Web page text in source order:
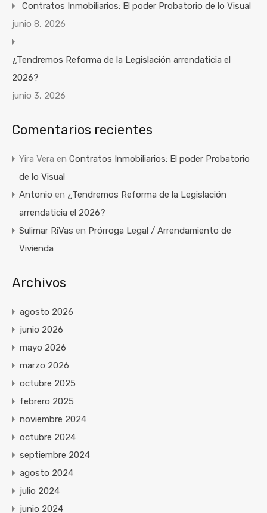
Contratos Inmobiliarios: El poder Probatorio de lo Visual
junio 8, 2026
¿Tendremos Reforma de la Legislación arrendaticia el
2026?
junio 3, 2026
Comentarios recientes
Yira Vera en Contratos Inmobiliarios: El poder Probatorio
de lo Visual
Antonio en ¿Tendremos Reforma de la Legislación
arrendaticia el 2026?
Sulimar RiVas en Prórroga Legal / Arrendamiento de
Vivienda
Archivos
agosto 2026
junio 2026
mayo 2026
marzo 2026
octubre 2025
febrero 2025
noviembre 2024
octubre 2024
septiembre 2024
agosto 2024
julio 2024
junio 2024